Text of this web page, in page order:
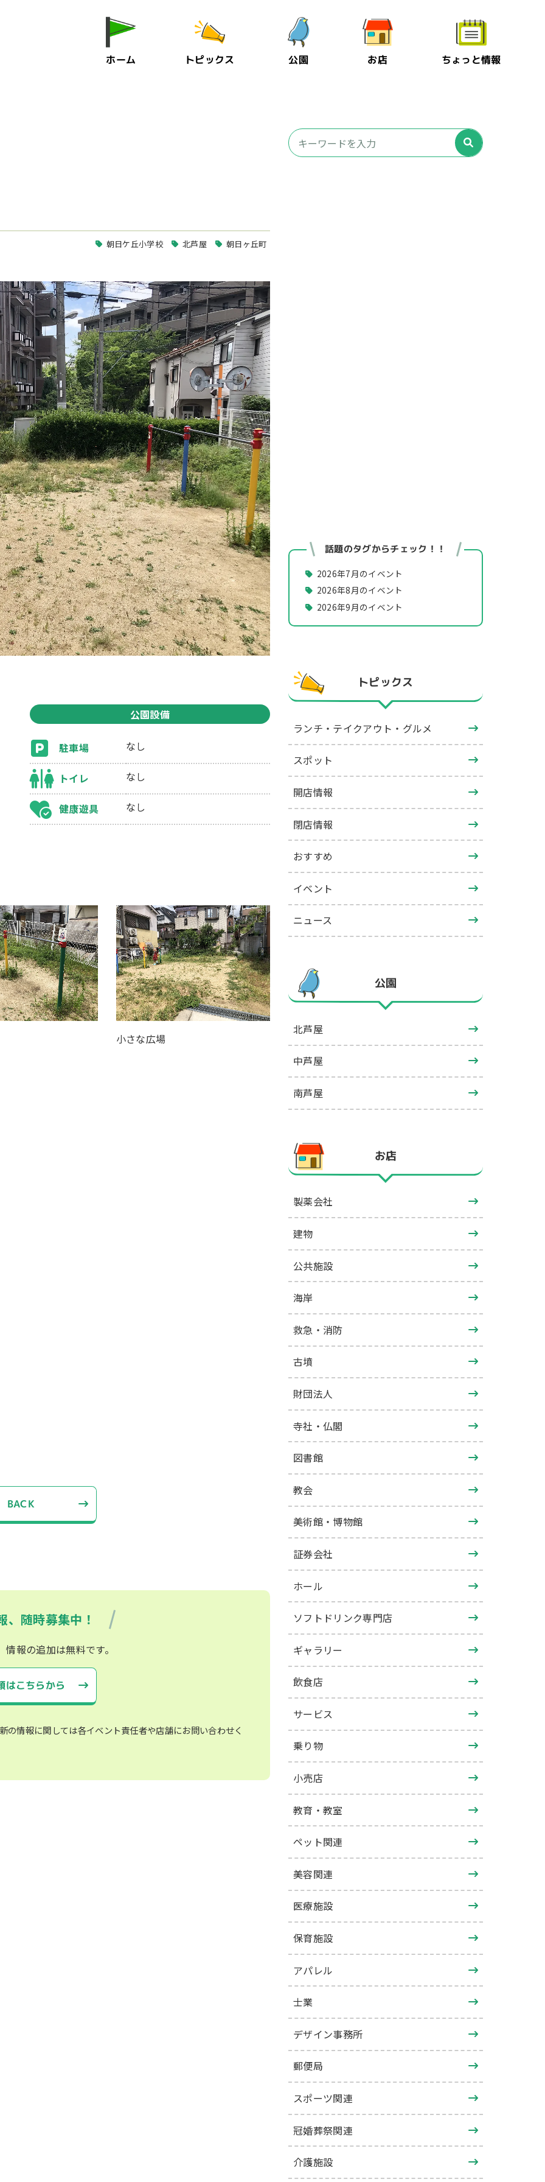
ホーム トピックス 公園 お店 ちょっと情報
朝日ケ丘小学校 北芦屋 朝日ヶ丘町
公園設備
駐車場 なし
トイレ なし
健康遊具 なし
小さな広場
BACK
、随時募集中！
報の追加は無料です。
はこちらから
情報に関しては各イベント責任者や店舗にお問い合わせく
話題のタグからチェック！！
2026年7月のイベント
2026年8月のイベント
2026年9月のイベント
トピックス
ランチ・テイクアウト・グルメ
スポット
開店情報
閉店情報
おすすめ
イベント
ニュース
公園
北芦屋
中芦屋
南芦屋
お店
製薬会社
建物
公共施設
海岸
救急・消防
古墳
財団法人
寺社・仏閣
図書館
教会
美術館・博物館
証券会社
ホール
ソフトドリンク専門店
ギャラリー
飲食店
サービス
乗り物
小売店
教育・教室
ペット関連
美容関連
医療施設
保育施設
アパレル
士業
デザイン事務所
郵便局
スポーツ関連
冠婚葬祭関連
介護施設